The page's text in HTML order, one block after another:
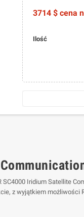
3714 $ cena
Ilość
Iridium Satellite
z wyjątkiem